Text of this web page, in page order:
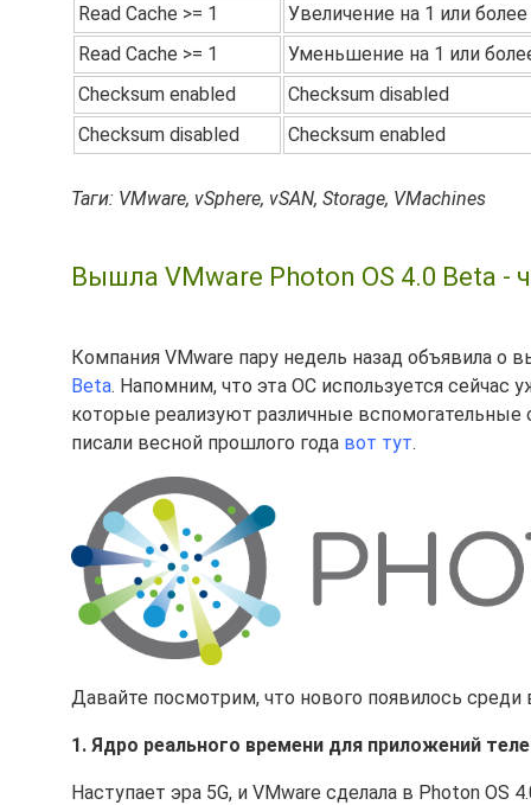
Read Cache >= 1
Увеличение на 1 или более
Read Cache >= 1
Уменьшение на 1 или
Checksum enabled
Checksum disabled
Checksum disabled
Checksum enabled
Таги: VMware, vSphere, vSAN, Storage, VMachines
Вышла VMware Photon OS 4.0 Beta -
Компания VMware пару недель назад объявила
Beta. Напомним, что эта ОС используется сейчас
которые реализуют различные
писали весной прошлого года вот тут.
Давайте посмотрим, что нового появилось
1. Ядро реального времени для приложений
Наступает эра 5G, и VMware сделала в Photon